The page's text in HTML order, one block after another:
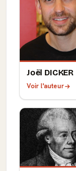
Joël DICKER
Voir l'auteur